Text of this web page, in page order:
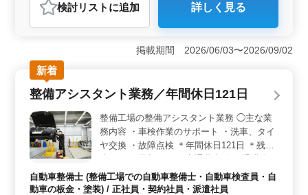
おすすめポイント
＜完全週休2日制で安定した勤務環境＞ 完全週休2日制
で年間休日112日を確保し、計画的に休みを取りながら働
ける環境です。残業なしのため勤務後の時間も確保しや
すく、生活リズムを崩さず安定した働き方を実現できま
す。 ＜調理経験を活かせる給食業務＞ 病院給食の
調理業務として、材料確認・仕込み・調理・盛り付け・
発注まで幅広く担当します。これまでの調理経験を活か
し、現場の即戦力として活躍できます。 ＜通勤しや
すく待遇も充実＞ 車通勤が可能で通勤負担を軽減でき
ます。交通費支給（上限なし）や賞与、社会保険完備な
ど福利厚生も整っており、安心できる環境で長く働ける
職場です。
検討リスト に追加 詳しく見る
掲載期間 2026/06/03〜2026/09/02
新着
整備アシスタント業務／年間休日121日
整備工場の整備アシスタント業務 ◯主な業
務内容 ・車検作業のサポート ・洗車、タイ
ヤ交換 ・故障点検 ＊年間休日121日 ＊残業
少なめ ＊賞与あり ＊交通費支給 ＊退職金あ
り 整備を的確にサポートしてくださるベテ
ランさんを募集します。 年齢関係なく実力
自動車整備士 (整備工場での自動車整備士・自動車検査員・自
動車の板金・塗装) / 正社員・契約社員・派遣社員